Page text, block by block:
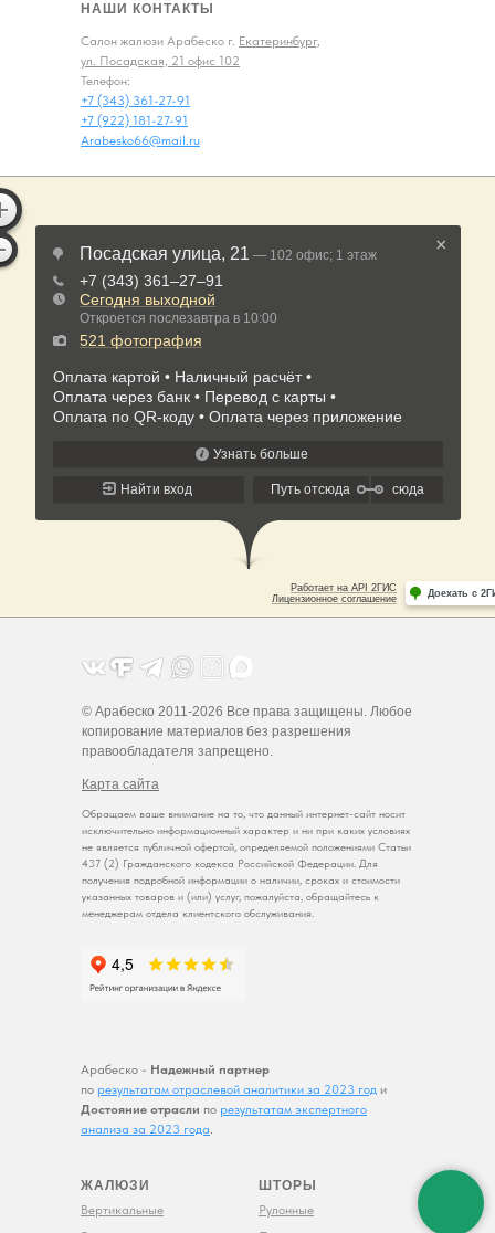
Салон жалюзи Арабеско г. Екатеринбург,
ул. Посадская, 21 офис 102
Телефон:
+7 (343) 361-27-91
+7 (922) 181-27-91
Arabesko66@mail.ru
НАШИ КОНТАКТЫ
Рулонные
ШТОРЫ
Вертикальные
ЖАЛЮЗИ
© Арабеско 2011-2026 Все права защищены. Любое
копирование материалов без разрешения
правообладателя запрещено.
Карта сайта
Обращаем ваше внимание на то, что данный интернет-сайт носит
исключительно информационный характер и ни при каких условиях
не является публичной офертой, определяемой положениями Статьи
437 (2) Гражданского кодекса Российской Федерации. Для
получения подробной информации о наличии, сроках и стоимости
указанных товаров и (или) услуг, пожалуйста, обращайтесь к
менеджерам отдела клиентского обслуживания.
Арабеско - Надежный партнер
по результатам отраслевой аналитики за 2023 год и
Достояние отрасли по результатам экспертного
анализа за 2023 года.